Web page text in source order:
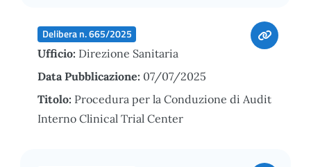
Delibera n. 665/2025
Ufficio: Direzione Sanitaria
Data Pubblicazione: 07/07/2025
Titolo: Procedura per la Conduzione di Audit
Interno Clinical Trial Center